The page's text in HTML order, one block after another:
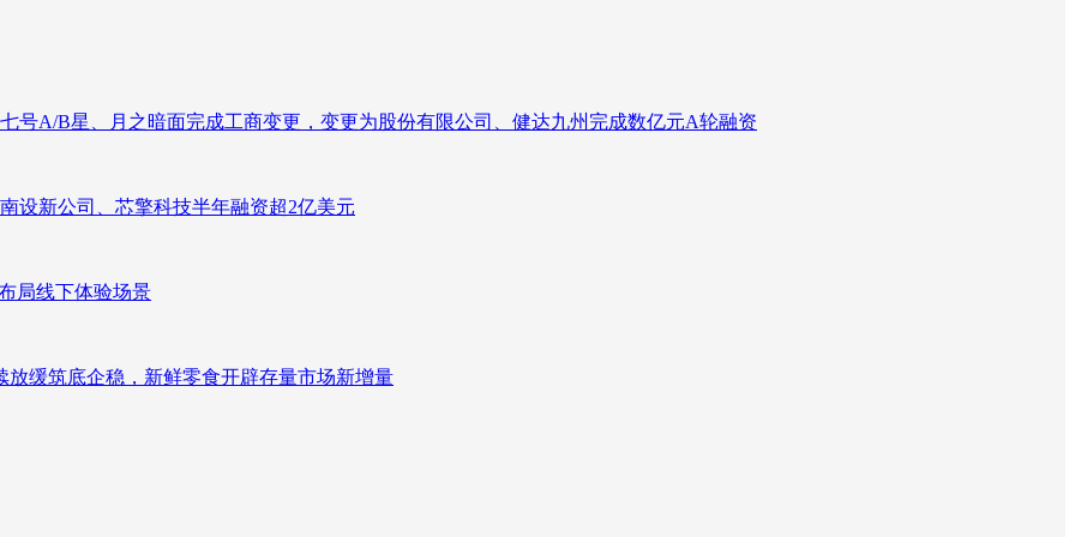
号A/B星、月之暗面完成工商变更，变更为股份有限公司、健达九州完成数亿元A轮融资
设新公司、芯擎科技半年融资超2亿美元
局线下体验场景
缓筑底企稳，新鲜零食开辟存量市场新增量